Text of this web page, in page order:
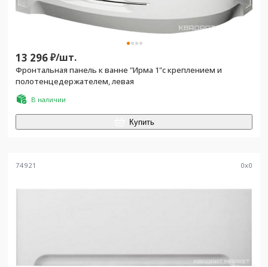
13 296₽/шт.
Фронтальная панель к ванне "Ирма 1"с креплением и
полотенцедержателем, левая
В наличии
Купить
74921 0x0